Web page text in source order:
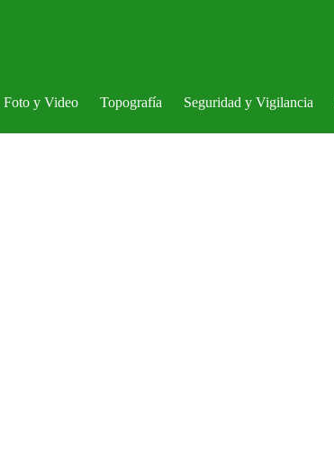
Foto y Video Topografía Seguridad y Vigilancia